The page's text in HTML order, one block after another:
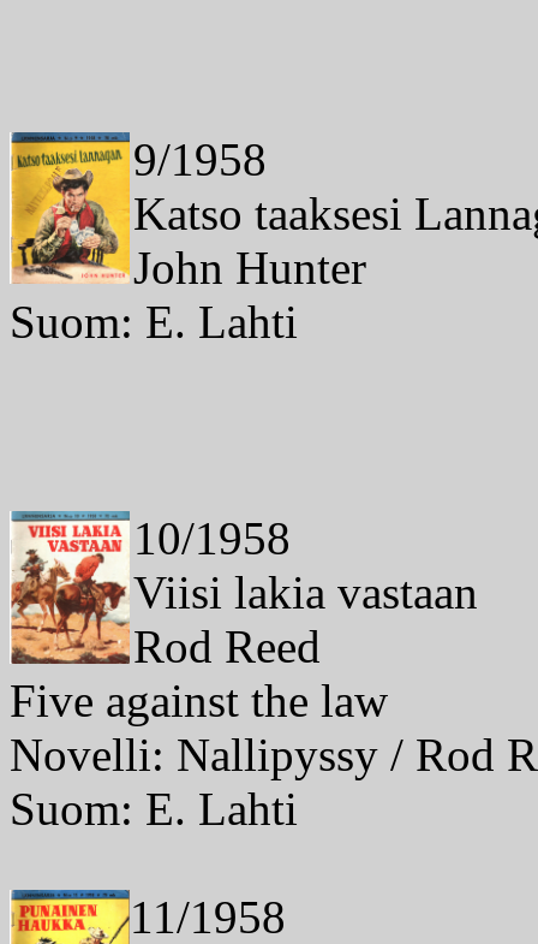
9/1958
Katso taaksesi
John Hunter
Suom: E. Lahti
10/1958
Viisi lakia vastaan
Rod Reed
Five against the law
Novelli: Nallipyssy / Rod
Suom: E. Lahti
11/1958